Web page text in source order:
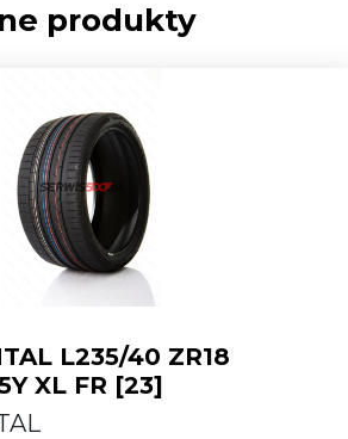
produkty
L235/40 ZR18
XL FR [23]